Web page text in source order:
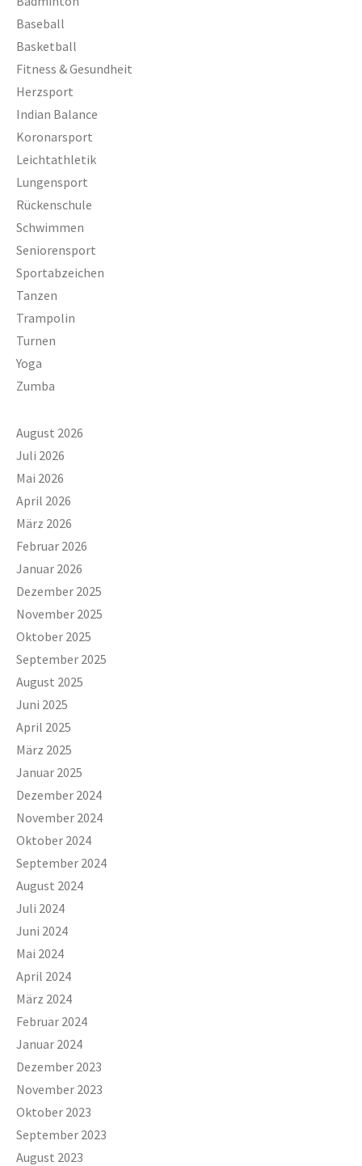
Baseball
Basketball
Fitness & Gesundheit
Herzsport
Indian Balance
Koronarsport
Leichtathletik
Lungensport
Rückenschule
Schwimmen
Seniorensport
Sportabzeichen
Tanzen
Trampolin
Turnen
Yoga
Zumba
August 2026
Juli 2026
Mai 2026
April 2026
März 2026
Februar 2026
Januar 2026
Dezember 2025
November 2025
Oktober 2025
September 2025
August 2025
Juni 2025
April 2025
März 2025
Januar 2025
Dezember 2024
November 2024
Oktober 2024
September 2024
August 2024
Juli 2024
Juni 2024
Mai 2024
April 2024
März 2024
Februar 2024
Januar 2024
Dezember 2023
November 2023
Oktober 2023
September 2023
August 2023